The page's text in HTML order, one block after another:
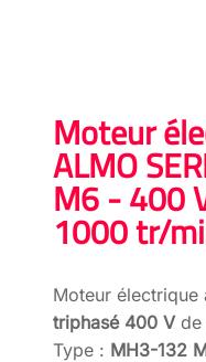
Moteur
ALMO
M6 - 400
1000 tr/
Moteur électrique
triphasé 400 V de
Type : MH3-132